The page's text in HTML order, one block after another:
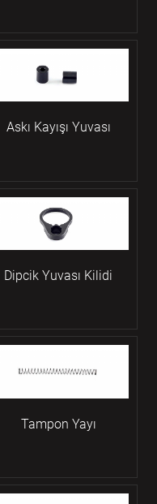
Askı Kayışı Yuvası
Dipcik Yuvası Kilidi
Tampon Yayı